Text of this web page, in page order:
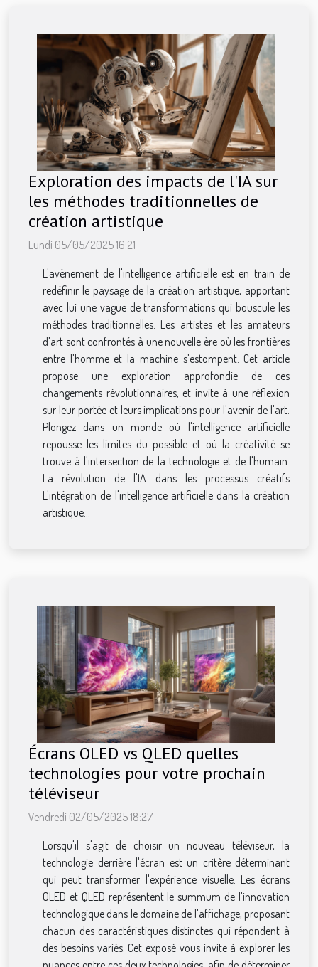
Exploration des impacts de l'IA sur
les méthodes traditionnelles de
création artistique
Lundi 05/05/2025 16:21
L'avènement de l'intelligence artificielle est en train de
redéfinir le paysage de la création artistique, apportant
avec lui une vague de transformations qui bouscule les
méthodes traditionnelles. Les artistes et les amateurs
d'art sont confrontés à une nouvelle ère où les frontières
entre l'homme et la machine s'estompent. Cet article
propose une exploration approfondie de ces
changements révolutionnaires, et invite à une réflexion
sur leur portée et leurs implications pour l'avenir de l'art.
Plongez dans un monde où l'intelligence artificielle
repousse les limites du possible et où la créativité se
trouve à l'intersection de la technologie et de l'humain.
La révolution de l'IA dans les processus créatifs
L'intégration de l'intelligence artificielle dans la création
artistique...
Écrans OLED vs QLED quelles
technologies pour votre prochain
téléviseur
Vendredi 02/05/2025 18:27
Lorsqu'il s'agit de choisir un nouveau téléviseur, la
technologie derrière l'écran est un critère déterminant
qui peut transformer l'expérience visuelle. Les écrans
OLED et QLED représentent le summum de l'innovation
technologique dans le domaine de l'affichage, proposant
chacun des caractéristiques distinctes qui répondent à
des besoins variés. Cet exposé vous invite à explorer les